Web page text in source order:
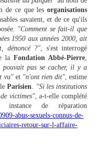
de ce que lesorganisations
savaient, et de ce qu'ils
"Comment se fait-il que
1950 aux années 2000, ait
dénoncé ?", s'est interrogé
la Fondation Abbé-Pierre,
pouvait pas se cacher, il y a
vu"et "n'ont rien dit", estime
leParisien. "Si les institutions
victimes", a-t-elle complété
de réparation
abus-sexuels-connus-de-
retour-sur-l-affaire-